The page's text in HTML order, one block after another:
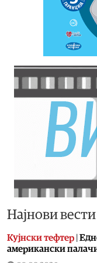
Најнови вести
Кујнски тефтер
американски